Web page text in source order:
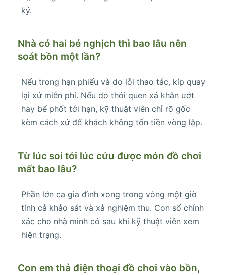
ký.
Nhà có hai bé nghịch thì bao lâu nên
soát bồn một lần?
Nếu trong hạn phiếu và do lỗi thao tác, kíp quay
lại xử miễn phí. Nếu do thói quen xả khăn ướt
hay bể phốt tới hạn, kỹ thuật viên chỉ rõ gốc
kèm cách xử để khách không tốn tiền vòng lặp.
Từ lúc soi tới lúc cứu được món đồ chơi
mất bao lâu?
Phần lớn ca gia đình xong trong vòng một giờ
tính cả khảo sát và xả nghiệm thu. Con số chính
xác cho nhà mình có sau khi kỹ thuật viên xem
hiện trạng.
Con em thả điện thoại đồ chơi vào bồn,